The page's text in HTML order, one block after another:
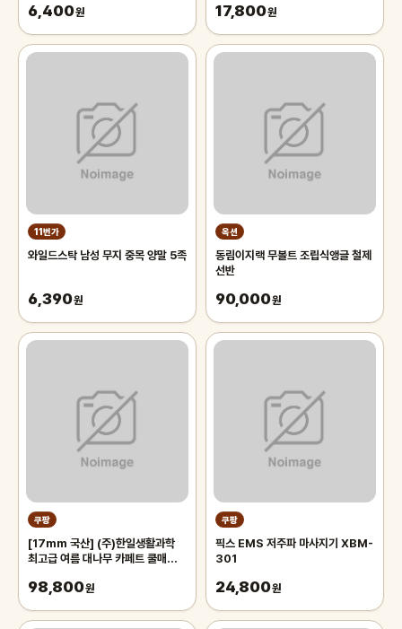
6,400원 17,800원
11번가
와일드스탁 남성 무지 중목 양말 5족
6,390원
옥션
동림이지랙 무볼트 조립식앵글 철제
선반
90,000원
쿠팡
[17mm 국산] (주)한일생활과학
최고급 여름 대나무 카페트 쿨매트
침대 장판 자리_두꺼운 폭신한 튼튼
98,800원
쿠팡
픽스 EMS 저주파 마사지기 XBM-
301
24,800원